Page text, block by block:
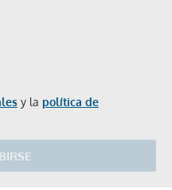
y la política de